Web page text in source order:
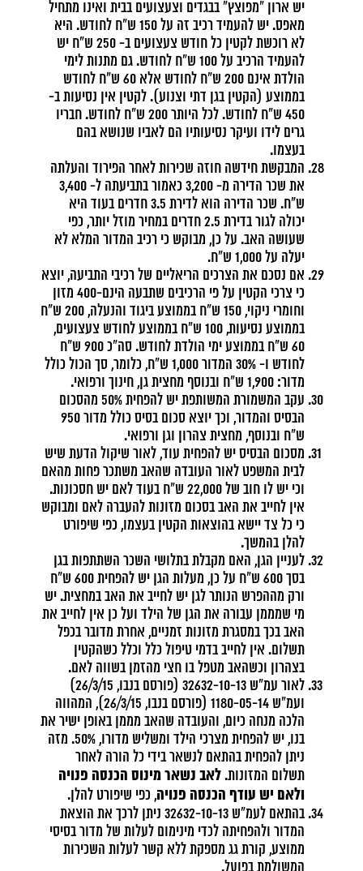
יש ארון "מפוצץ" בבגדים וצעצועים בבית ואינו מתחיל
מאפס. יש להעמיד רכיב זה על 150 ש"ח לחודש. היא
לא רוכשת לקטין כל חודש צעצועים ב- 250 ש"ח יש
להעמיד הרכיב על 100 ש"ח לחודש. גם מתנות לימי
הולדת אינם 200 ש"ח לחודש אלא 60 ש"ח לחודש
בממוצע (הקטין בגן דתי וצנוע). לקטין אין נסיעות ב-
450 ש"ח לחודש. לכל היותר 200 ש"ח לחודש. חבריו
גרים לידו ועיקר נסיעותיו הם לאביו שנושא בהם
בעצמו.
המבקשת חידשה חוזה שכירות לאחר הפירוד והעלתה
את שכר הדירה מ- 3,200 כאמור בתביעתה ל- 3,400
ש"ח. שכר הדירה הוא לדירת 3.5 חדרים בעוד היא
יכולה לגור בדירת 2.5 חדרים במחיר מוזל יותר, כפי
שעושה האב. על כן, מבוקש כי רכיב המדור המלא לא
יעלה על 1,000 ש"ח.
אם נסכם את הצרכים הריאליים של רכיבי התביעה, יוצא
כי צרכי הקטין על פי הרכיבים שתבעה הינם-400 מזון
וחומרי ניקוי, 150 ש"ח בממוצע ביגוד והנעלה, 200 ש"ח
בממוצע נסיעות, 100 ש"ח בממוצע לחודש צעצועים,
60 ש"ח בממוצע ימי הולדת לחודש. סה"כ 900 ש"ח
לחודש ו- 30% המדור 1,000 ש"ח, כלומר, סך הכול כולל
מדור: 1,900 ש"ח ובנוסף מחצית גן, חינוך ורפואי.
עקב המשמורת המשותפת יש להפחית 50% מהסכום
הבסיס והמדור, וכך יוצא סכום בסיס כולל מדור 950
ש"ח ובנוסף, מחצית צהרון וגן ורפואי.
מסכום הבסיס יש להפחית עוד, לאור שיקול הדעת שיש
לבית המשפט לאור העובדה שהאב משתכר פחות מהאם
וכי יש לו חוב של 22,000 ש"ח בעוד לאם יש חסכונות.
אין לחייב את האב בסכום מזונות להעברה לאם ומבוקש
כי כל צד יישא בהוצאות הקטין בעצמו, כפי שיפורט
להלן בהמשך.
לעניין הגן, האם מקבלת בתלושי השכר השתתפות בגן
בסך 600 ש"ח על כן, מעלות הגן יש להפחית 600 ש"ח
ורק מההפרש הנותר לגן יש לחייב את האב במחצית. יש
מי שמממן עבורה את הגן של הילד ועל כן אין לחייב את
האב בכך במסגרת מזונות זמניים, אחרת מדובר בכפל
תשלום. אין לחייב בדמי טיפול כלל וכלל כשהקטין
בצהרון וכשהאב מטפל בו חצי מהזמן בשווה לאם.
לאור עמ"ש 32632-10-13 (פורסם בנבו, 26/3/15)
ועמ"ש 1180-05-14 (פורסם בנבו, 26/3/15), המהווה
הלכה מנחה כיום, והעובדה שהאב מממן באופן ישיר את
בנו, יש להפחית מצרכי הילד ומשליש מדורו, 50%. מזה
ניתן להפחית בהתאם לנשאר בידי כל הורה לאחר
תשלום המזונות. לאב נשאר מינוס הכנסה פנויה
ולאם יש עודף הכנסה פנויה, כפי שיפורט להלן.
בהתאם לעמ"ש 32632-10-13 ניתן לרכך את הוצאת
המדור ולהפחיתה לכדי מינימום לעלות של מדור בסיסי
ממוצע, קורת גג מספקת ללא קשר לעלות השכירות